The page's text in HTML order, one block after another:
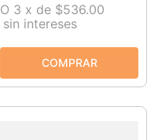
O 3 x de $536.00
sin intereses